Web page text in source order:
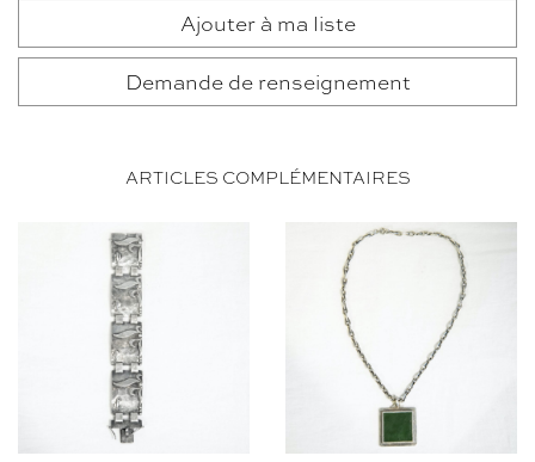
Ajouter à ma liste
Demande de renseignement
ARTICLES COMPLÉMENTAIRES